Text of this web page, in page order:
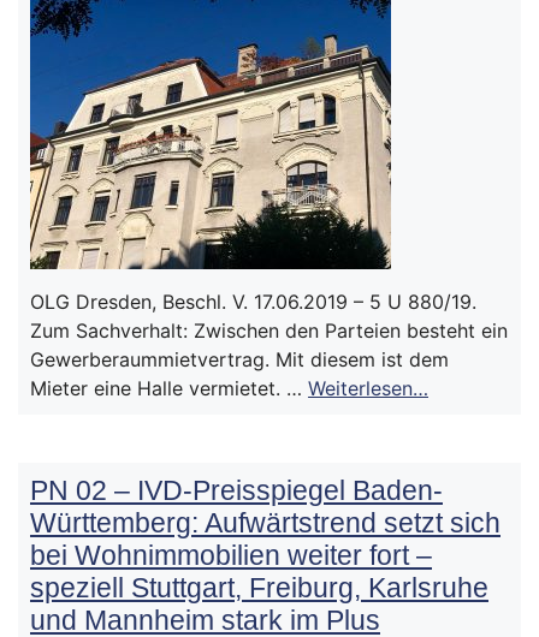
OLG Dresden, Beschl. V. 17.06.2019 – 5 U 880/19.
Zum Sachverhalt: Zwischen den Parteien besteht ein
Gewerberaummietvertrag. Mit diesem ist dem
Mieter eine Halle vermietet. … Weiterlesen…
PN 02 – IVD-Preisspiegel Baden-
Württemberg: Aufwärtstrend setzt sich
bei Wohnimmobilien weiter fort –
speziell Stuttgart, Freiburg, Karlsruhe
und Mannheim stark im Plus